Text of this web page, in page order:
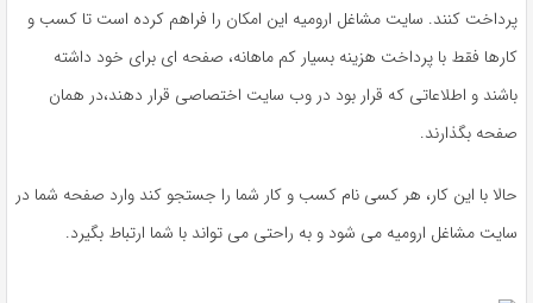
پرداخت کنند. سایت مشاغل ارومیه این امکان را فراهم کرده است تا کسب و
کارها فقط با پرداخت هزینه بسیار کم ماهانه، صفحه ای برای خود داشته
باشند و اطلاعاتی که قرار بود در وب سایت اختصاصی قرار دهند،در همان
صفحه بگذارند.
حالا با این کار، هر کسی نام کسب و کار شما را جستجو کند وارد صفحه شما در
سایت مشاغل ارومیه می شود و به راحتی می تواند با شما ارتباط بگیرد.